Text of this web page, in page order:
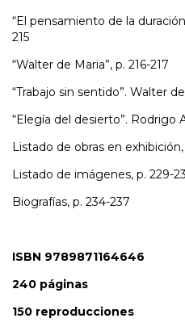
“El pensamiento de la
215
“Walter de Maria”, p. 216-217
“Trabajo sin sentido”. Walter
“Elegía del desierto”. Rodrigo
Listado de obras en
Listado de imágenes, p. 229-
Biografías, p. 234-237
ISBN 9789871164646
240 páginas
150 reproducciones